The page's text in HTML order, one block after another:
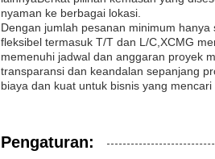
nyaman ke berbagai lokasi.
Dengan jumlah pesanan minimum
fleksibel termasuk T/T dan L/C,XCMG
memenuhi jadwal dan anggaran proyek
transparansi dan keandalan sepanjang
biaya dan kuat untuk bisnis yang
Pengaturan: